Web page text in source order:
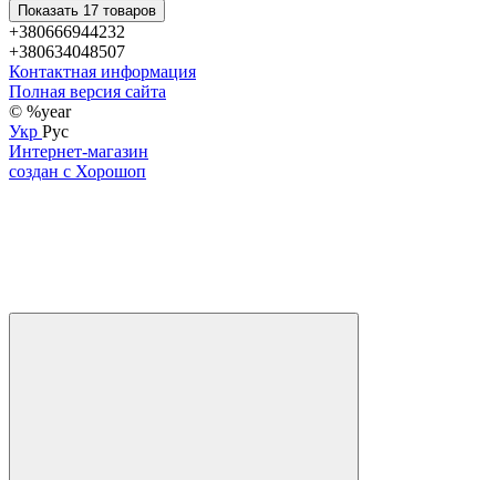
Показать 17 товаров
+380666944232
+380634048507
Контактная информация
Полная версия сайта
© %year
Укр Рус
Интернет-магазин
создан с Хорошоп